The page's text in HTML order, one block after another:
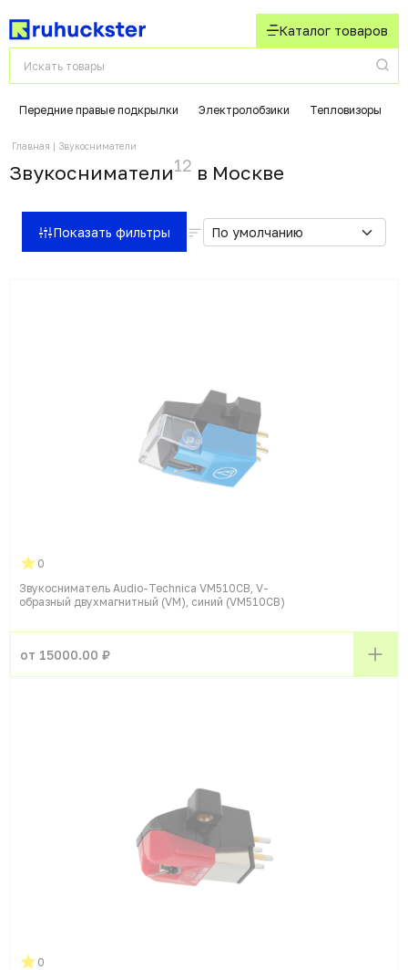
Каталог товаров
Передние правые подкрылки Электролобзики Тепловизоры
Главная Звукосниматели
Звукосниматели12 в Москвe
Показать фильтры
0
Звукосниматель Audio-Technica VM510CB, V-
образный двухмагнитный (VM), синий (VM510CB)
от 15000.00 ₽
0